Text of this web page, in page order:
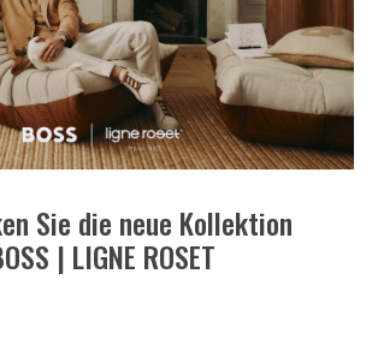
Sie die neue Kollektion
| LIGNE ROSET